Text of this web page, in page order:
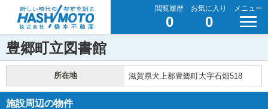
閲覧履歴
0
お気に入り
0
メニュー
豊郷町立図書館
所在地 滋賀県犬上郡豊郷町大字石畑518
施設周辺の物件